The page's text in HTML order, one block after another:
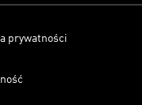
prywatności